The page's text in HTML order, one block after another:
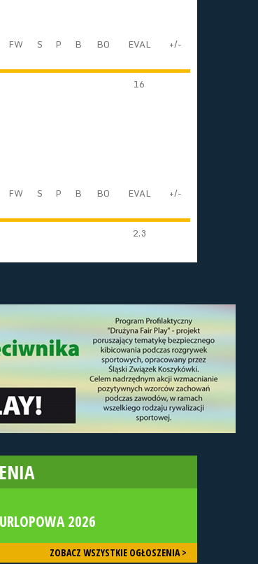
FW S P B BO EVAL
+/-
16
FW S P B BO EVAL
+/-
2.3
2026
ZOBACZ WSZYSTKIE OGŁOSZENIA >